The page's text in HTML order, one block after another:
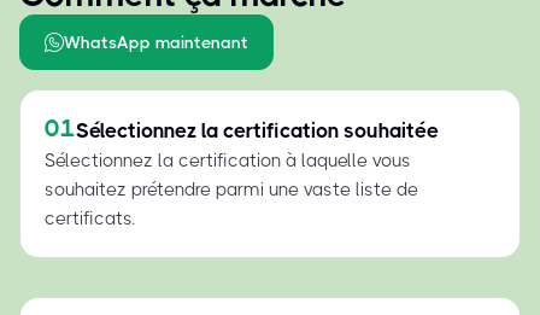
WhatsApp maintenant
01Sélectionnez la certification souhaitée
Sélectionnez la certification à laquelle vous
souhaitez prétendre parmi une vaste liste de
certificats.